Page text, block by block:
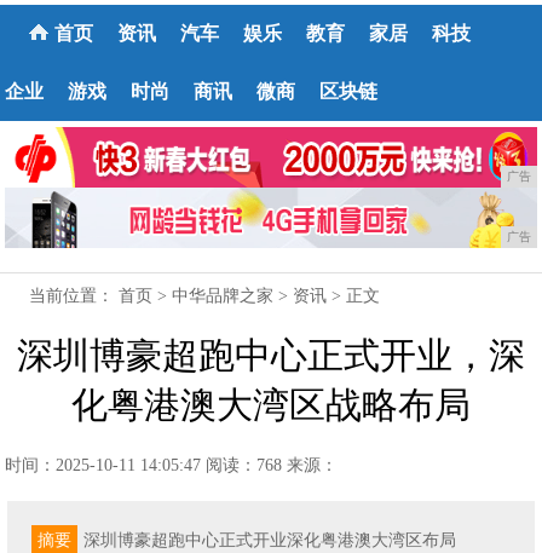
首页 资讯 汽车 娱乐 教育 家居 科技
企业 游戏 时尚 商讯 微商 区块链
广告
广告
当前位置：首页 >中华品牌之家 > 资讯 > 正文
深圳博豪超跑中心正式开业，深
化粤港澳大湾区战略布局
时间：2025-10-11 14:05:47 阅读：768 来源：
摘要 深圳博豪超跑中心正式开业深化粤港澳大湾区布局